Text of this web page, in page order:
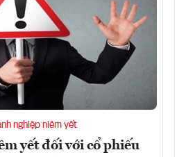
nghiệp niêm yết
yết đối với cổ phiếu